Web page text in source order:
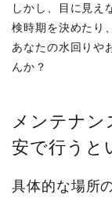
しかし、目に見え
検時期を決めたり
あなたの水回りや
んか？
メンテナン
安で行うと
具体的な場所